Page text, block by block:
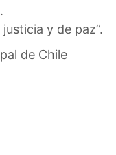
y de paz”.
de Chile